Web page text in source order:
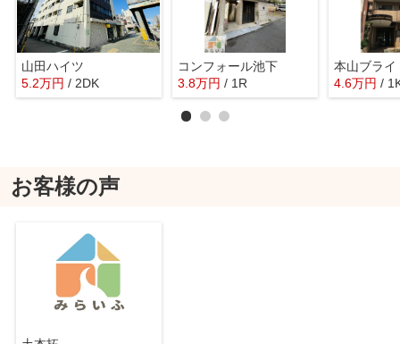
山田ハイツ
5.2万円 / 2DK
コンフォール池下
3.8万円 / 1R 4.6万円 /
お客様の声